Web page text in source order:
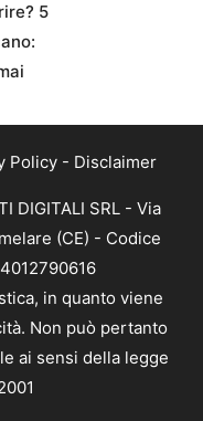
5
Policy - Disclaimer
DIGITALI SRL - Via
(CE) - Codice
in quanto viene
Non può pertanto
ai sensi della legge